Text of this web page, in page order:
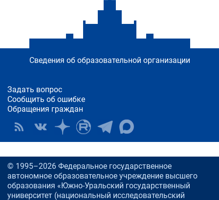
Сведения об образовательной организации
Задать вопрос
Сообщить об ошибке
Обращения граждан
© 1995–2026 Федеральное государственное
автономное образовательное учреждение высшего
образования «Южно-Уральский государственный
университет (национальный исследовательский